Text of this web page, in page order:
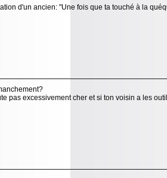
d'un ancien: "Une fois que ta touché à la
pas excessivement cher et si ton voisin a les